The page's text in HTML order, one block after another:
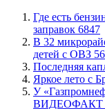
​Где есть
заправок 6847
В 32
детей с ОВЗ
​Последняя
Яркое лето с
У
ВИДЕОФАКТ